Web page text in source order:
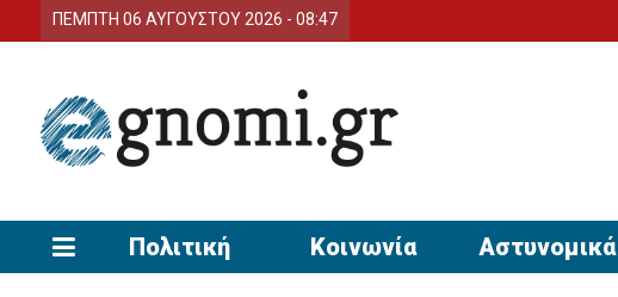
ΠΕΜΠΤΗ 06 ΑΥΓΟΥΣΤΟΥ 2026 - 08:47
Πολιτική Κοινωνία Αστυνομικά